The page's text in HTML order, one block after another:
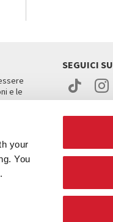
your
You
e le
SEGUICI SU